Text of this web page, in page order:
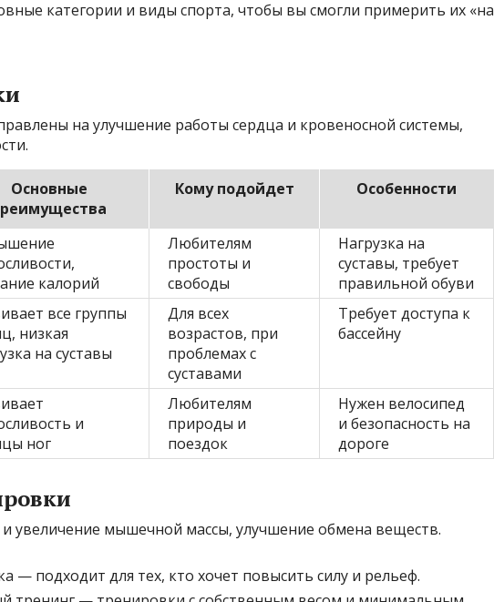
категории и виды спорта, чтобы вы смогли примерить их «на
на улучшение работы сердца и кровеносной системы,
Основные
Кому подойдет Особенности
калорий
Любителям
простоты и
свободы
Нагрузка на
суставы, требует
правильной обуви
все группы
низкая
на суставы
Для всех
возрастов, при
проблемах с
суставами
Требует доступа к
бассейну
и
ног
Любителям
природы и
поездок
Нужен велосипед
и безопасность на
дороге
увеличение мышечной массы, улучшение обмена веществ.
— подходит для тех, кто хочет повысить силу и рельеф.